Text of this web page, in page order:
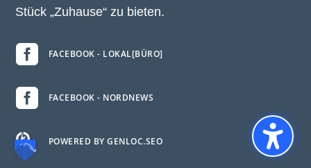
Stück „Zuhause“ zu bieten.
 FACEBOOK - LOKAL[BÜRO]
 FACEBOOK - NORDNEWS
 POWERED BY GENLOC.SEO